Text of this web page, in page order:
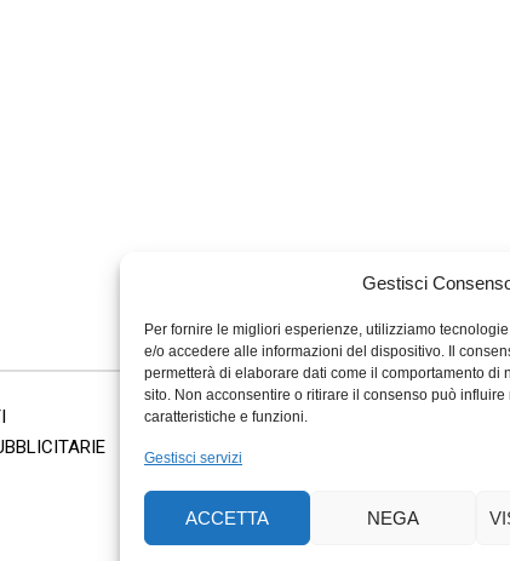
Gestisci
Per fornire le migliori esperienze, utilizziamo
e/o accedere alle informazioni del dispositivo. Il
permetterà di elaborare dati come il comportamento di
sito. Non acconsentire o ritirare il consenso può
caratteristiche e funzioni.
Gestisci servizi
ACCETTA NEGA
MIGROS TICINO
PERCENTO CULTURALE
MIGROS TICINO